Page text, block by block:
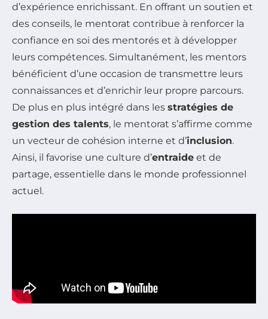
d’expérience enrichissant. En offrant un soutien et
des conseils, le mentorat contribue à renforcer la
confiance en soi des mentorés et à développer
leurs compétences. Simultanément, les mentors
bénéficient d’une occasion de transmettre leurs
connaissances et d’enrichir leur propre parcours.
De plus en plus intégré dans les stratégies de
gestion des talents, le mentorat s’affirme comme
un vecteur de cohésion interne et d’inclusion.
Ainsi, il favorise une culture d’entraide et de
partage, essentielle dans le monde professionnel
actuel.